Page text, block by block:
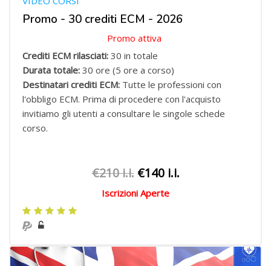
Promo - 30 crediti ECM - 2026
Promo attiva
Crediti ECM rilasciati: 30 in totale
Durata totale: 30 ore (5 ore a corso)
Destinatari crediti ECM: Tutte le professioni con
l'obbligo ECM. Prima di procedere con l'acquisto
invitiamo gli utenti a consultare le singole schede
corso.
€210 i.i. €140 i.i.
Iscrizioni Aperte